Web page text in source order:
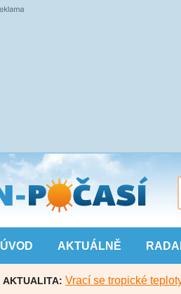
ÚVOD AKTUÁLNĚ
AKTUALITA: Vrací se tropické